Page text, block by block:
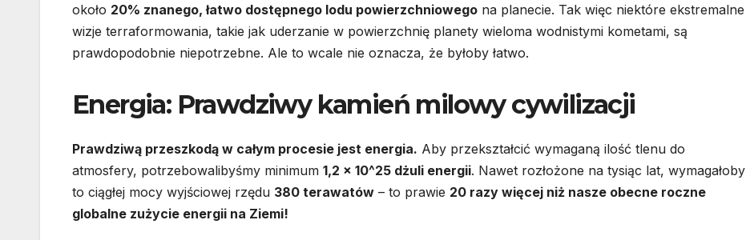
około 20% znanego, łatwo dostępnego lodu powierzchniowego na planecie. Tak więc niektóre ekstremalne
wizje terraformowania, takie jak uderzanie w powierzchnię planety wieloma wodnistymi kometami, są
prawdopodobnie niepotrzebne. Ale to wcale nie oznacza, że byłoby łatwo.
Energia: Prawdziwy kamień milowy cywilizacji
Prawdziwą przeszkodą w całym procesie jest energia. Aby przekształcić wymaganą ilość tlenu do
atmosfery, potrzebowalibyśmy minimum 1,2 x 10^25 dżuli energii. Nawet rozłożone na tysiąc lat, wymagałoby
to ciągłej mocy wyjściowej rzędu 380 terawatów – to prawie 20 razy więcej niż nasze obecne roczne
globalne zużycie energii na Ziemi!